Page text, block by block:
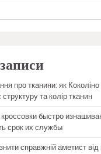
про тканини: як
структуру та колір тканин
быстро
срок их службы
справжній аметист від